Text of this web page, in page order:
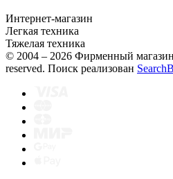
Интернет-магазин
Легкая техника
Тяжелая техника
© 2004 – 2026 Фирменный
reserved. Поиск реализован